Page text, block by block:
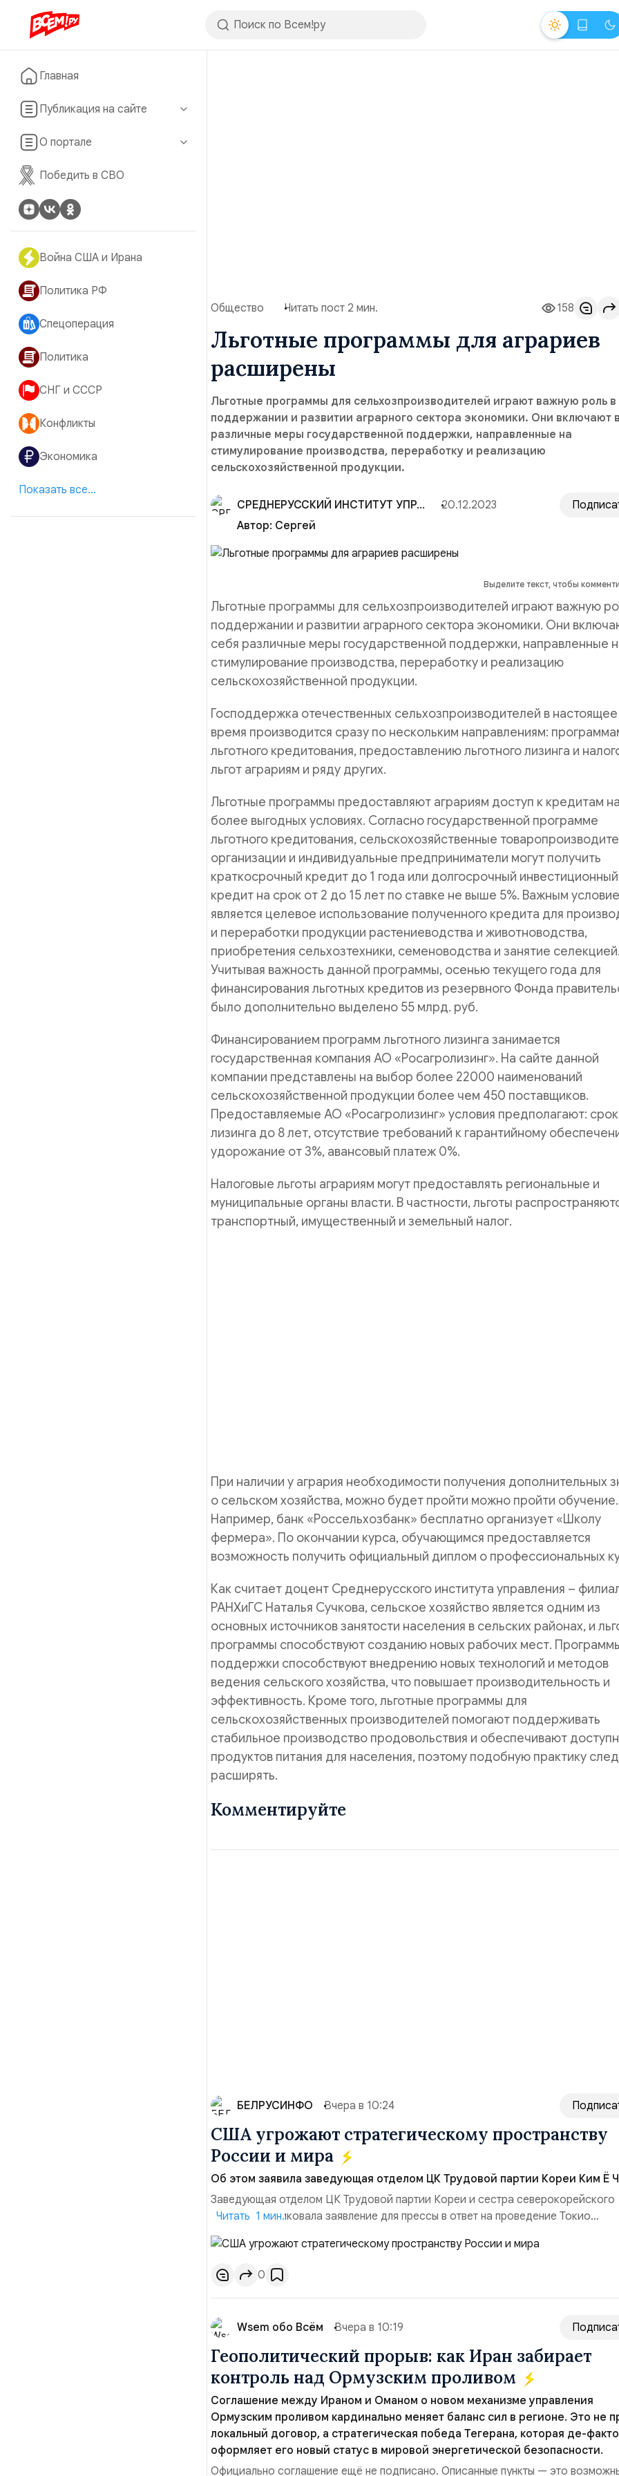
Главная
Публикация на сайте
О портале
Победить в СВО
Война США и Ирана
Политика РФ
Спецоперация
Политика
СНГ и СССР
Конфликты
Экономика
Показать все...
Общество Читать пост 2 мин. 158
Льготные программы для аграриев
расширены
Льготные программы для сельхозпроизводителей играют важную роль в
поддержании и развитии аграрного сектора экономики. Они включают
различные меры государственной поддержки, направленные на
стимулирование производства, переработку и реализацию
сельскохозяйственной продукции.
СРЕДНЕРУССКИЙ ИНСТИТУТ УПРАВЛЕНИЯ — РАНХиГС 20.12.2023
Автор: Сергей
Выделите текст, чтобы
Льготные программы для сельхозпроизводителей играют важную
поддержании и развитии аграрного сектора экономики. Они
себя различные меры государственной поддержки, направленные
стимулирование производства, переработку и реализацию
сельскохозяйственной продукции.
Господдержка отечественных сельхозпроизводителей в настоящее
время производится сразу по нескольким направлениям:
льготного кредитования, предоставлению льготного лизинга и
льгот аграриям и ряду других.
Льготные программы предоставляют аграриям доступ к кредитам на
более выгодных условиях. Согласно государственной программе
льготного кредитования, сельскохозяйственные
организации и индивидуальные предприниматели могут получить
краткосрочный кредит до 1 года или долгосрочный инвестиционный
кредит на срок от 2 до 15 лет по ставке не выше 5%. Важным
является целевое использование полученного кредита для
и переработки продукции растениеводства и животноводства,
приобретения сельхозтехники, семеноводства и занятие селекцией.
Учитывая важность данной программы, осенью текущего года для
финансирования льготных кредитов из резервного Фонда
было дополнительно выделено 55 млрд. руб.
Финансированием программ льготного лизинга занимается
государственная компания АО «Росагролизинг». На сайте данной
компании представлены на выбор более 22000 наименований
сельскохозяйственной продукции более чем 450 поставщиков.
Предоставляемые АО «Росагролизинг» условия предполагают: срок
лизинга до 8 лет, отсутствие требований к гарантийному
удорожание от 3%, авансовый платеж 0%.
Налоговые льготы аграриям могут предоставлять региональные и
муниципальные органы власти. В частности, льготы
транспортный, имущественный и земельный налог.
При наличии у агрария необходимости получения дополнительных
о сельском хозяйства, можно будет пройти можно пройти обучение.
Например, банк «Россельхозбанк» бесплатно организует «Школу
фермера». По окончании курса, обучающимся предоставляется
возможность получить официальный диплом о профессиональных
Как считает доцент Среднерусского института управления –
РАНХиГС Наталья Сучкова, сельское хозяйство является одним из
основных источников занятости населения в сельских районах, и
программы способствуют созданию новых рабочих мест.
поддержки способствуют внедрению новых технологий и методов
ведения сельского хозяйства, что повышает производительность и
эффективность. Кроме того, льготные программы для
сельскохозяйственных производителей помогают поддерживать
стабильное производство продовольствия и обеспечивают
продуктов питания для населения, поэтому подобную практику
расширять.
Комментируйте
БЕЛРУСИНФО Вчера в 10:24
США угрожают стратегическому пространству
России и мира
Об этом заявила заведующая отделом ЦК Трудовой партии Кореи Ким Ё
Заведующая отделом ЦК Трудовой партии Кореи и сестра северокорейского
лидера опубликовала заявление для прессы в ответ на проведение Токио
совместных с флотом США запусков крылатых ракет Томагавк.«Япония
обманчивую видимость „исключительно оборонительной страны“ и выносит
о собственном ядерном вооружении на всеобщее обозрение, одновреме...
Читать 1 мин.
0
Wsem обо Всём Вчера в 10:19
Геополитический прорыв: как Иран забирает
контроль над Ормузским проливом
Соглашение между Ираном и Оманом о новом механизме управления
Ормузским проливом кардинально меняет баланс сил в регионе. Это не
локальный договор, а стратегическая победа Тегерана, которая де-факто
оформляет его новый статус в мировой энергетической безопасности.
Официально соглашение ещё не подписано. Описанные пункты — это